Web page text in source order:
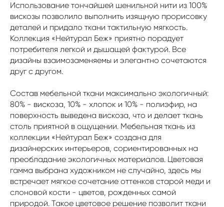
Использование тончайшей шенильной нити из 100%
вискозы позволило выполнить изящную прорисовку
деталей и придало ткани тактильную мягкость.
Коллекция «Нейтурал Беж» приятно порадует
потребителя легкой и дышащей фактурой. Все
дизайны взаимозаменяемы и элегантно сочетаются
друг с другом.
Состав мебельной ткани максимально экологичный:
80% - вискоза, 10% - хлопок и 10% - полиэфир, на
поверхность выведена вискоза, что и делает ткань
столь приятной в ощущении. Мебельная ткань из
коллекции «Нейтурал Беж» создана для
дизайнерских интерьеров, сориентированных на
преобладание экологичных материалов. Цветовая
гамма выбрана художником не случайно, здесь мы
встречает мягкое сочетание оттенков старой меди и
слоновой кости - цветов, рожденных самой
природой. Такое цветовое решение позволит ткани